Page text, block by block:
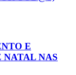
E
NAS